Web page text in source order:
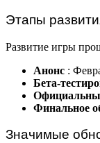
Этапы
Развитие игры
Анонс :
Бета-
Финальное
Значимые